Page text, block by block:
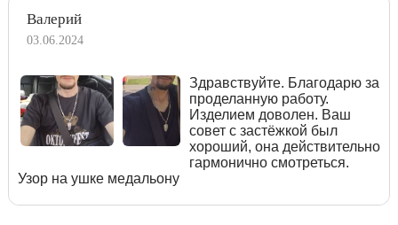
Валерий
03.06.2024
Здравствуйте. Благодарю за
проделанную работу.
Изделием доволен. Ваш
совет с застёжкой был
хороший, она действительно
гармонично смотреться.
Узор на ушке медальону